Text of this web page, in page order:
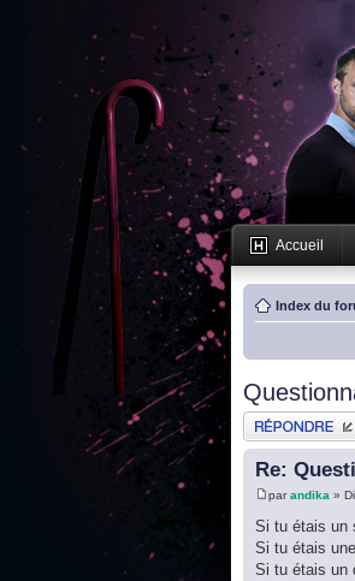
Accueil
Index du
Publier une
Re:
parandika »
Si tu étais un
Si tu étais
Si tu étais un